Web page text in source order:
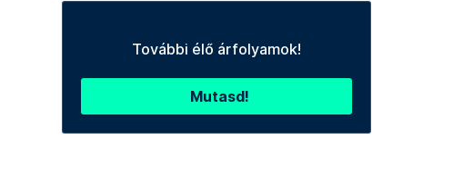
További élő árfolyamok!
Mutasd!